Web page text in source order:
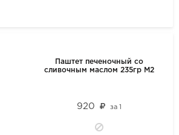
Паштет печеночный со
сливочным маслом 235гр М2
920 за1